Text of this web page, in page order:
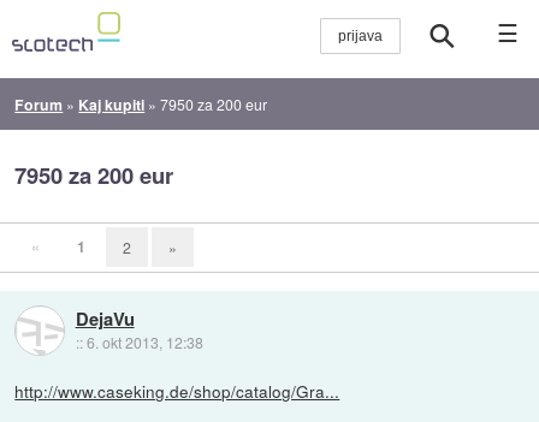
☰
Forum » Kaj kupiti »7950 za 200 eur
7950 za 200 eur
« 1 2 »
DejaVu
::6. okt 2013, 12:38
http://www.caseking.de/shop/catalog/Gra...